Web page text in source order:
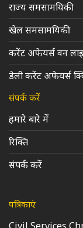
राज्य समसामयिकी
खेल समसामयिकी
करेंट अफेयर्स वन
डेली करेंट अफेयर्स
संपर्क करें
हमारे बारे में
रिक्ति
संपर्क करें
पत्रिकाएं